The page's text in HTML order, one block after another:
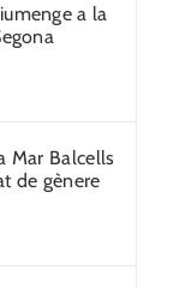
a la
Mar Balcells
de gènere